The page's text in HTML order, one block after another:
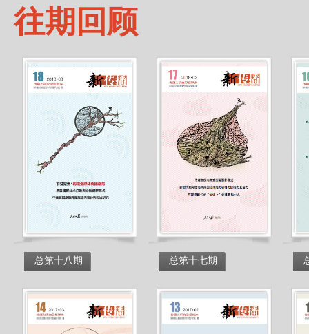
往期回顾
总第十八期 总第十七期